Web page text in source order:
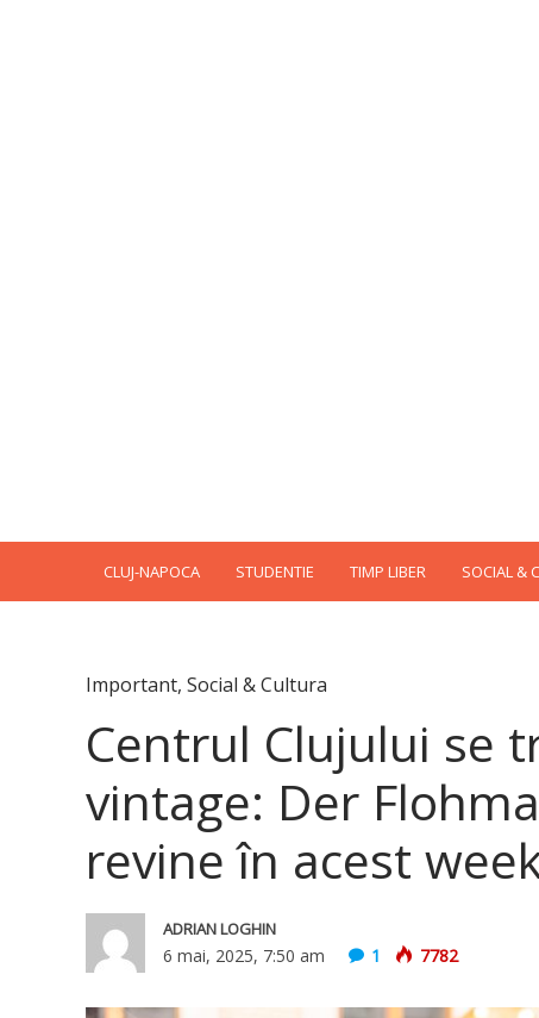
CLUJ-NAPOCA STUDENTIE TIMP LIBER SOCIAL &
Important, Social & Cultura
Centrul Clujului se
vintage: Der
revine în acest
ADRIAN LOGHIN
6 mai, 2025, 7:50 am 1 7782